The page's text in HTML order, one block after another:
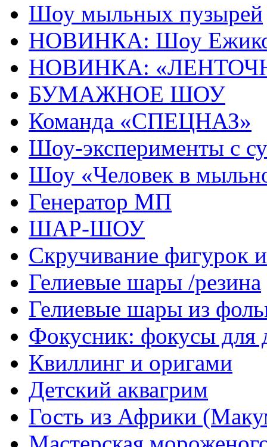
Шоу мыльных пузырей
НОВИНКА: Шоу
НОВИНКА:
БУМАЖНОЕ ШОУ
Команда «СПЕЦНАЗ»
Шоу-эксперименты с
Шоу «Человек в
Генератор МП
ШАР-ШОУ
Скручивание
Гелиевые шары /резина
Гелиевые шары из
Фокусник: фокусы для
Квиллинг и оригами
Детский аквагрим
Гость из Африки